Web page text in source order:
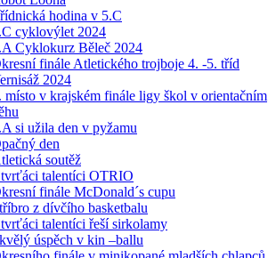
hodina v 5.C
cyklovýlet 2024
Cyklokurz Běleč 2024
finále Atletického trojboje 4. -5. tříd
2024
místo v krajském finále ligy škol v orientačním
si užila den v pyžamu
den
soutěž
talentíci OTRIO
finále McDonald´s cupu
z dívčího basketbalu
talentíci řeší sirkolamy
úspěch v kin –ballu